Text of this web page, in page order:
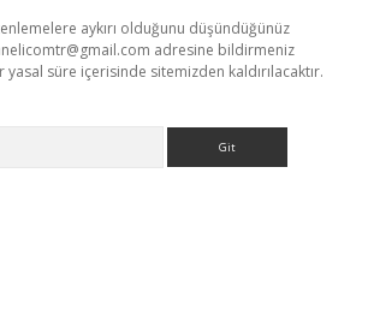
aykırı olduğunu düşündüğünüz
adresine bildirmeniz
süre içerisinde sitemizden kaldırılacaktır.